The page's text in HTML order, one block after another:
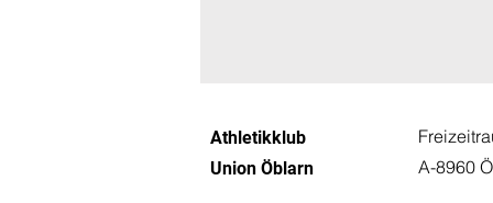
Athletikklub
Union Öblarn
A-8960